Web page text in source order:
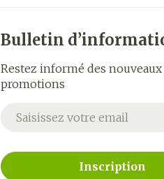
Bulletin
Restez informé des
promotions
Adresse mail
Inscription